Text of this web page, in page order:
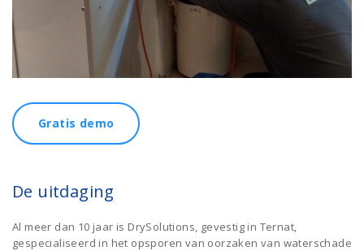
Gratis demo
De uitdaging
Al meer dan 10 jaar is DrySolutions, gevestig in Ternat,
gespecialiseerd in het opsporen van oorzaken van waterschade